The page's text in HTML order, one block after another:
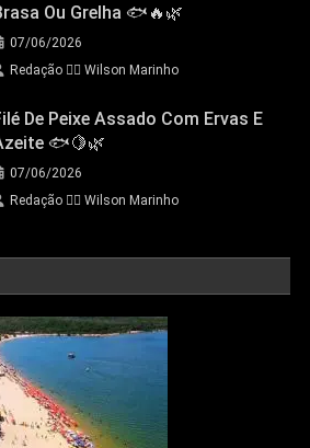
Ou Grelha 🐟🔥🌿
07/06/2026
Redação 👨‍⚖️​ Wilson Marinho
De Peixe Assado Com Ervas E
🐟🍋🌿
07/06/2026
Redação 👨‍⚖️​ Wilson Marinho